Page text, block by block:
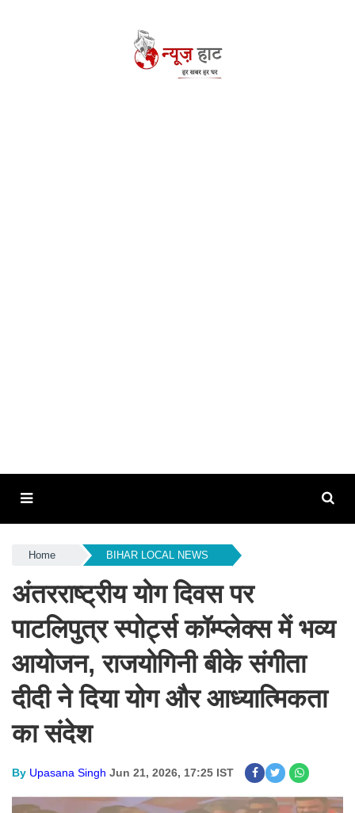
Home BIHAR LOCAL NEWS
अंतरराष्ट्रीय योग दिवस पर
पाटलिपुत्र स्पोर्ट्स कॉम्प्लेक्स में भव्य
आयोजन, राजयोगिनी बीके संगीता
दीदी ने दिया योग और आध्यात्मिकता
का संदेश
By Upasana Singh Jun 21, 2026, 17:25 IST